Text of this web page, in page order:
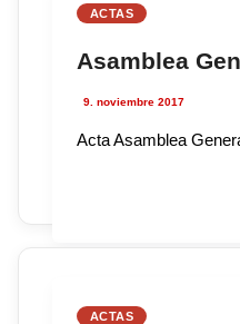
ACTAS
Asamblea
9. noviembre 2017
Acta Asamblea
ACTAS